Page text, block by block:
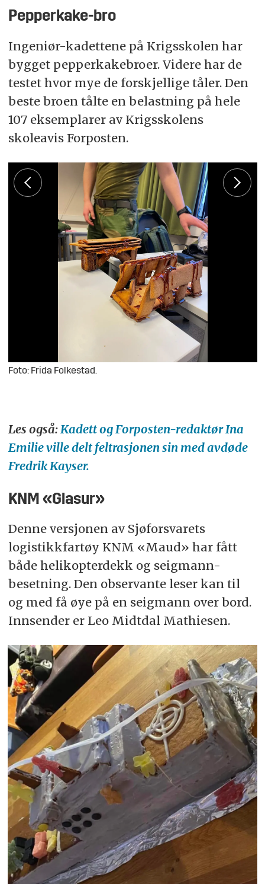
Pepperkake-bro
Ingeniør-kadettene på Krigsskolen har
bygget pepperkakebroer. Videre har de
testet hvor mye de forskjellige tåler. Den
beste broen tålte en belastning på hele
107 eksemplarer av Krigsskolens
skoleavis Forposten.
Foto: Frida Folkestad.
Les også: Kadett og Forposten-redaktør Ina
Emilie ville delt feltrasjonen sin med avdøde
Fredrik Kayser.
KNM «Glasur»
Denne versjonen av Sjøforsvarets
logistikkfartøy KNM «Maud» har fått
både helikopterdekk og seigmann-
besetning. Den observante leser kan til
og med få øye på en seigmann over bord.
Innsender er Leo Midtdal Mathiesen.